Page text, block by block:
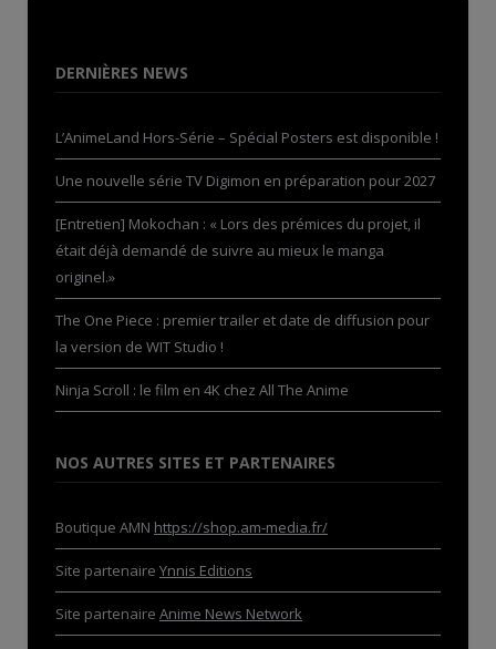
DERNIÈRES NEWS
L’AnimeLand Hors-Série – Spécial Posters est disponible !
Une nouvelle série TV Digimon en préparation pour 2027
[Entretien] Mokochan : « Lors des prémices du projet, il
était déjà demandé de suivre au mieux le manga
originel.»
The One Piece : premier trailer et date de diffusion pour
la version de WIT Studio !
Ninja Scroll : le film en 4K chez All The Anime
NOS AUTRES SITES ET PARTENAIRES
Boutique AMN https://shop.am-media.fr/
Site partenaire Ynnis Editions
Site partenaire Anime News Network